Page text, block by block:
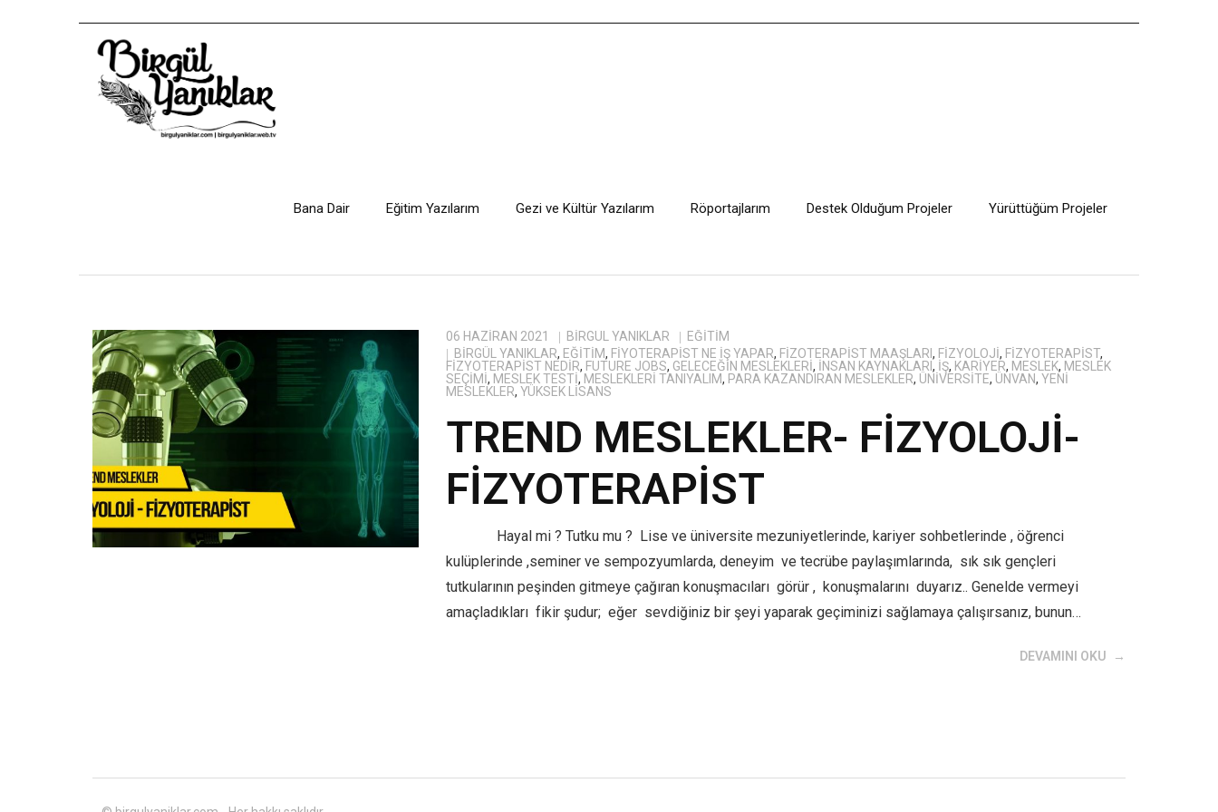
Bana Dair Eğitim Yazılarım Gezi ve Kültür Yazılarım Röportajlarım Destek Olduğum Projeler Yürüttüğüm Projeler
06 HAZIRAN 2021 BIRGÜL YANIKLAR
EĞITIM
BIRGÜL YANIKLAR, EĞITIM, FIYOTERAPIST NE IŞ YAPAR, FIZOTERAPIST MAAŞLARI , FIZYOLOJI, FIZYOTERAPIST,
FIZYOTERAPIST NEDIR, FUTURE JOBS, GELECEĞIN MESLEKLERI, INSAN KAYNAKLARI , IŞ, KARIYER, MESLEK, MESLEK
SEÇIMI, MESLEK TESTI, MESLEKLERI TANIYALIM, PARA KAZANDIRAN MESLEKLER, ÜNIVERSITE, ÜNVAN, YENI
MESLEKLER, YÜKSEK LISANS
TREND MESLEKLER- FİZYOLOJİ-
FİZYOTERAPİST
Hayal mi ? Tutku mu ? Lise ve üniversite mezuniyetlerinde, kariyer sohbetlerinde , öğrenci
kulüplerinde ,seminer ve sempozyumlarda, deneyim ve tecrübe paylaşımlarında, sık sık gençleri
tutkularının peşinden gitmeye çağıran konuşmacıları görür , konuşmalarını duyarız.. Genelde vermeyi
amaçladıkları fikir şudur; eğer sevdiğiniz bir şeyi yaparak geçiminizi sağlamaya çalışırsanız, bunun…
DEVAMINI OKU